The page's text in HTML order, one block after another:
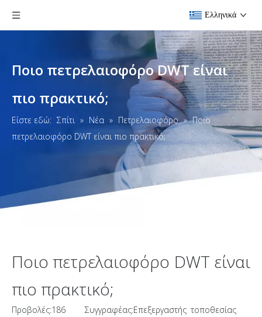
Ελληνικά
Ποιο πετρελαιοφόρο DWT είναι
πιο πρακτικό;
Είστε εδώ: Σπίτι » Νέα » Πετρελαιοφόρο » Ποιο
πετρελαιοφόρο DWT είναι πιο πρακτικό;
Ποιο πετρελαιοφόρο DWT είναι
πιο πρακτικό;
Προβολές:186 Συγγραφέας:Επεξεργαστής τοποθεσίας